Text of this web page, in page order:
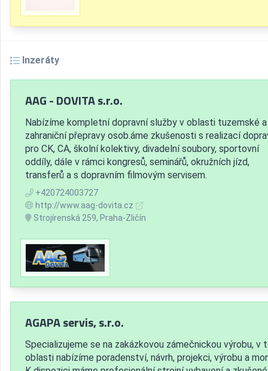
Inzeráty
AAG - DOVITA s.r.o.
Nabízíme kompletní dopravní služby v oblasti tuzemské a
zahraniční přepravy osob.áme zkušenosti s realizací
pro CK, CA, školní kolektivy, divadelní soubory, sportovní
oddíly, dále v rámci kongresů, seminářů, okružních jízd,
transferů a s dopravním filmovým servisem.
+420724003727
http://www.aag-dovita.cz
Strojírenská 259, Praha-Zličín
AGAPA servis, s.r.o.
Specializujeme se na zakázkovou zámečnickou výrobu, v
oblasti nabízíme poradenství, návrh, projekci, výrobu a